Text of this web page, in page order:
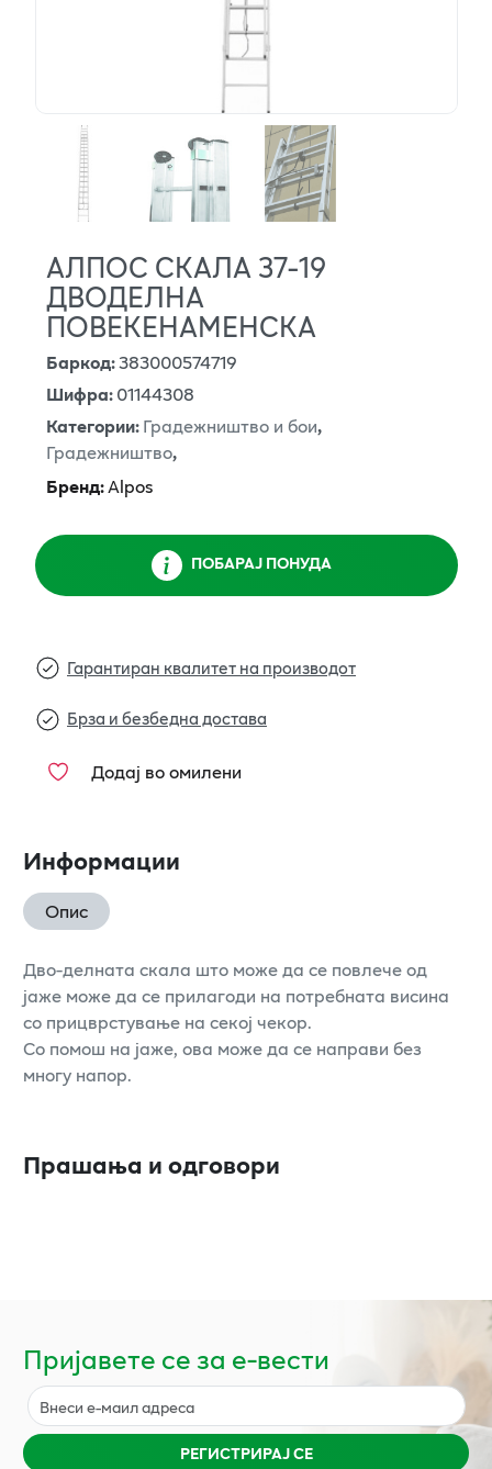
АЛПОС СКАЛА 37-19
ДВОДЕЛНА
ПОВЕКЕНАМЕНСКА
Баркод:383000574719
Шифра:01144308
Категории:Градежништво и бои,
Градежништво,
Бренд:Alpos
ПОБАРАЈ ПОНУДА
Гарантиран квалитет на производот
Брза и безбедна достава
Додај во омилени
Информации
Опис
Дво-делната скала што може да се повлече од
јаже може да се прилагоди на потребната висина
со прицврстување на секој чекор.
Со помош на јаже, ова може да се направи без
многу напор.
Прашања и одговори
Пријавете се за е-вести
РЕГИСТРИРАЈ СЕ